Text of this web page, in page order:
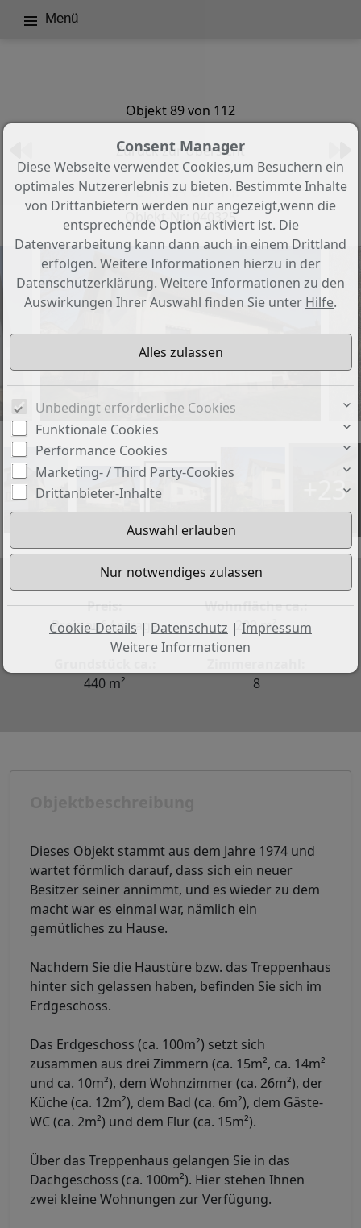
Menü
Objekt 89 von 112
Zurück zur Übersicht
V E R K A U F T !!
Objekt-Nr.: 040325
+23
Preis:
Preis auf Anfrage
Wohnfläche ca.:
200 m²
440 m²
8
Dieses Objekt stammt aus dem Jahre 1974 und
wartet förmlich darauf, dass sich ein neuer
Besitzer seiner annimmt, und es wieder zu dem
macht war es einmal war, nämlich ein
gemütliches zu Hause.
Nachdem Sie die Haustüre bzw. das Treppenhaus
hinter sich gelassen haben, befinden Sie sich im
Erdgeschoss.
Das Erdgeschoss (ca. 100m²) setzt sich
zusammen aus drei Zimmern (ca. 15m², ca. 14m²
und ca. 10m²), dem Wohnzimmer (ca. 26m²), der
Küche (ca. 12m²), dem Bad (ca. 6m²), dem Gäste-
WC (ca. 2m²) und dem Flur (ca. 15m²).
Über das Treppenhaus gelangen Sie in das
Dachgeschoss (ca. 100m²). Hier stehen Ihnen
zwei kleine Wohnungen zur Verfügung.
Consent Manager
Diese Webseite verwendet Cookies,um Besuchern ein
optimales Nutzererlebnis zu bieten. Bestimmte Inhalte
von Drittanbietern werden nur angezeigt,wenn die
entsprechende Option aktiviert ist. Die
Datenverarbeitung kann dann auch in einem Drittland
erfolgen. Weitere Informationen hierzu in der
Datenschutzerklärung. Weitere Informationen zu den
Auswirkungen Ihrer Auswahl finden Sie unter Hilfe.
Unbedingt erforderliche Cookies
Funktionale Cookies
Performance Cookies
Marketing- / Third Party-Cookies
Drittanbieter-Inhalte
Cookie-Details | Datenschutz | Impressum
Weitere Informationen